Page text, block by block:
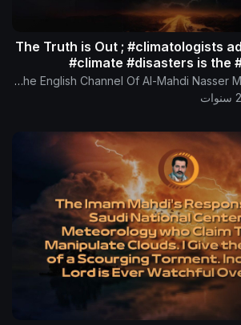
The Truth is Out ; #climatologists
#climate #disasters is the
The English Channel Of Al-Mahdi Nasser Mohammad Al-Yamani